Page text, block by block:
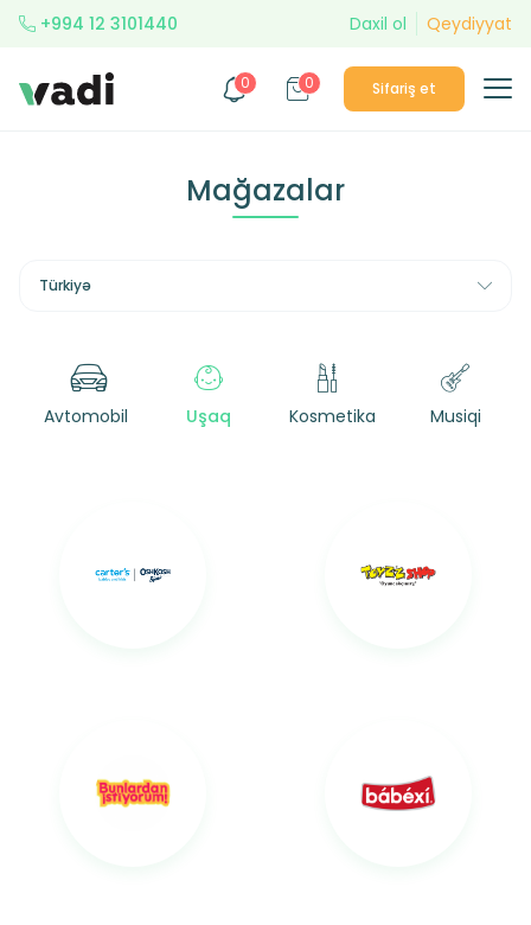
+994 12 3101440 Daxil ol Qeydiyyat
0 0 Sifariş et
Mağazalar
Türkiyə
Avtomobil Uşaq Kosmetika Musiqi